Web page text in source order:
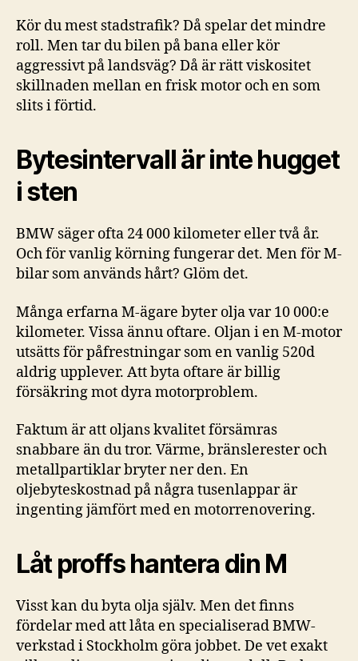
Kör du mest stadstrafik? Då spelar det mindre
roll. Men tar du bilen på bana eller kör
aggressivt på landsväg? Då är rätt viskositet
skillnaden mellan en frisk motor och en som
slits i förtid.
Bytesintervall är inte hugget
i sten
BMW säger ofta 24 000 kilometer eller två år.
Och för vanlig körning fungerar det. Men för M-
bilar som används hårt? Glöm det.
Många erfarna M-ägare byter olja var 10 000:e
kilometer. Vissa ännu oftare. Oljan i en M-motor
utsätts för påfrestningar som en vanlig 520d
aldrig upplever. Att byta oftare är billig
försäkring mot dyra motorproblem.
Faktum är att oljans kvalitet försämras
snabbare än du tror. Värme, bränslerester och
metallpartiklar bryter ner den. En
oljebyteskostnad på några tusenlappar är
ingenting jämfört med en motorrenovering.
Låt proffs hantera din M
Visst kan du byta olja själv. Men det finns
fördelar med att låta en specialiserad BMW-
verkstad i Stockholm göra jobbet. De vet exakt